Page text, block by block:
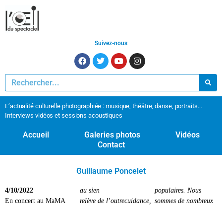
Suivez-nous
L’actualité culturelle photographiée : musique, théâtre, danse, portraits…
Interviews vidéos et sessions acoustiques
Accueil Galeries photos
Vidéos
Contact
Guillaume Poncelet
4/10/2022
En concert au MaMA
au sien
relève de l’outrecuidance,
populaires. Nous
sommes de nombreux